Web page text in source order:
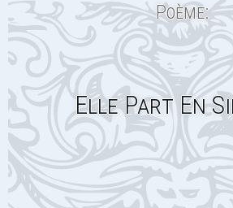
Poème:
Elle Part En